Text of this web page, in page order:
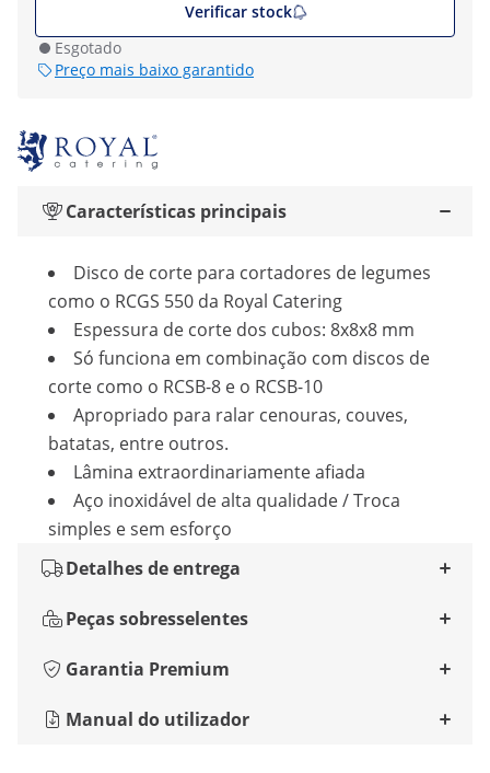
Verificar stock
Esgotado
Preço mais baixo garantido
Características principais
Disco de corte para cortadores de legumes
como o RCGS 550 da Royal Catering
Espessura de corte dos cubos: 8x8x8 mm
Só funciona em combinação com discos de
corte como o RCSB-8 e o RCSB-10
Apropriado para ralar cenouras, couves,
batatas, entre outros.
Lâmina extraordinariamente afiada
Aço inoxidável de alta qualidade / Troca
simples e sem esforço
Detalhes de entrega
Peças sobresselentes
Garantia Premium
Manual do utilizador